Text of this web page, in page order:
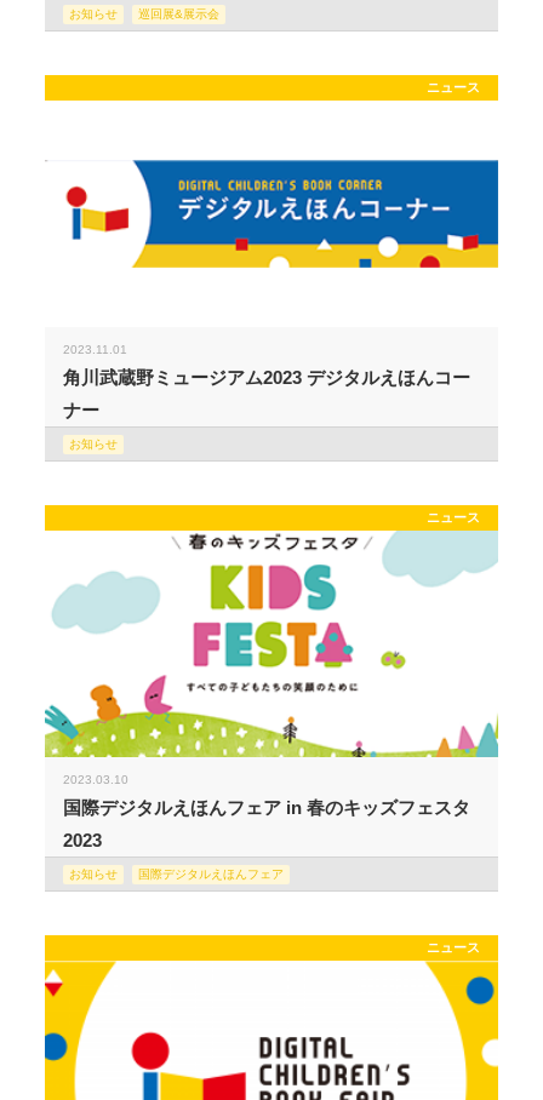
お知らせ 巡回展&展示会
ニュース
2023.11.01
角川武蔵野ミュージアム2023 デジタルえほんコー
ナー
お知らせ
ニュース
2023.03.10
国際デジタルえほんフェア in 春のキッズフェスタ
2023
お知らせ 国際デジタルえほんフェア
ニュース